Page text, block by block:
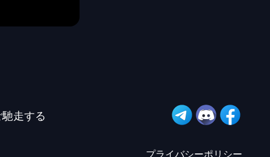
走する
プライバシーポリシー